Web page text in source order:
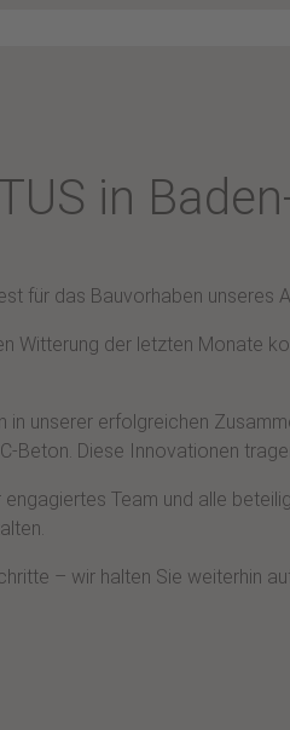
in
für das Bauvorhaben unseres
Witterung der letzten Monate
in unserer erfolgreichen
Beton. Diese Innovationen
Team und alle
– wir halten Sie weiterhin